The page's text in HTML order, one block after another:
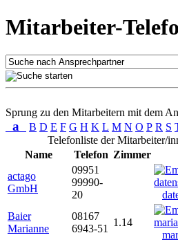
Mitarbeiter-
Sprung zu den Mitarbeitern mit dem
a B D E F G H K L M N O P R S
Telefonliste der Mitarbeiter/
Name
Telefon Zimmer
actago
GmbH
09951
99990-
20
Baier
Marianne
08167
6943-51
1.14